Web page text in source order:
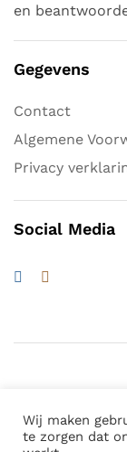
en
Gegevens
Contact
Algemene
Privacy
Social Media
© 2026
Wij maken
te zorgen dat